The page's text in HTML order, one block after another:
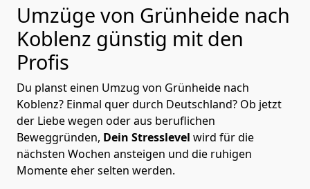
Umzüge von Grünheide nach
Koblenz günstig mit den
Profis
Du planst einen Umzug von Grünheide nach
Koblenz? Einmal quer durch Deutschland? Ob jetzt
der Liebe wegen oder aus beruflichen
Beweggründen, Dein Stresslevel wird für die
nächsten Wochen ansteigen und die ruhigen
Momente eher selten werden.